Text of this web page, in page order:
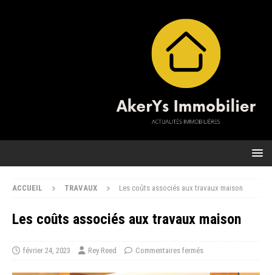
ACCUEIL TRAVAUX Les coûts associés aux travaux maison
Les coûts associés aux travaux maison
février 24, 2023 Rey Reed Commentaires fermés